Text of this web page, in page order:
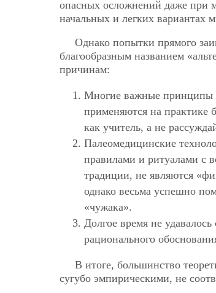
опасных осложнений даже при
начальных и легких вариантах
Однако попытки прямого
благообразным названием
причинам:
Многие важные принципы
применяются на практике
как учитель, а не
Палеомедицинские
правилами и ритуалами с
традиции, не являются
однако весьма успешно
«чужака».
Долгое время не
рационального
В итоге, большинство
сугубо эмпирическими, не